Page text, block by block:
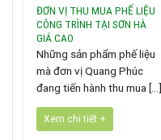
ĐƠN VỊ THU MUA PHẾ LIỆU
CÔNG TRÌNH TẠI SƠN HÀ
GIÁ CAO
Những sản phẩm phế liệu
mà đơn vị Quang Phúc
đang tiến hành thu mua [...]
Xem chi tiết +